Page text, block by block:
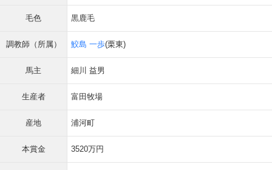
毛色 黒鹿毛
調教師（所属） 鮫島 一歩(栗東)
馬主 細川 益男
生産者 富田牧場
産地 浦河町
本賞金 3520万円